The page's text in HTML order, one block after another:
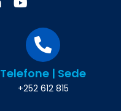
Telefone | Sede
+252 612 815